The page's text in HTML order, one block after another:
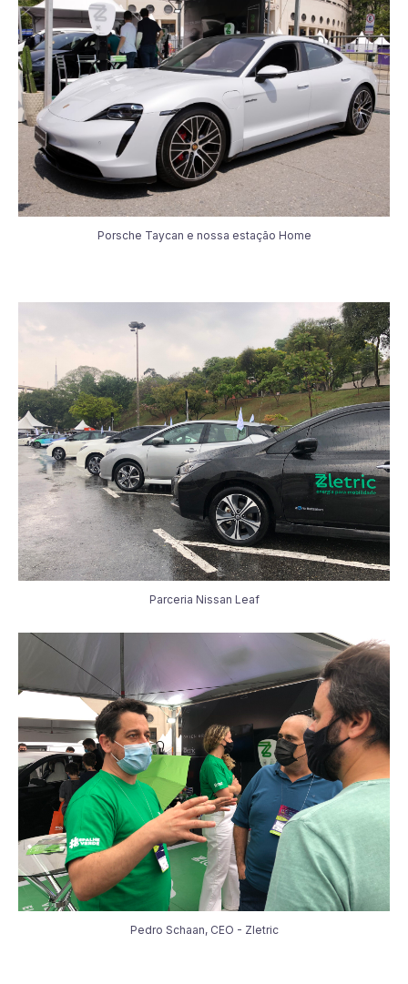
Porsche Taycan e nossa estação Home
Parceria Nissan Leaf
Pedro Schaan, CEO - Zletric